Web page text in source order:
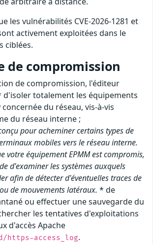
les vulnérabilités CVE-2026-1281 et
activement exploitées dans le
ciblées.
de compromission
de compromission, l'éditeur
d'isoler totalement les équipements
du réseau, vis-à-vis
du réseau interne ;
pour acheminer certains types de
mobiles vers le réseau interne.
votre équipement EPMM est compromis,
d'examiner les systèmes auxquels
afin de détecter d'éventuelles traces de
de mouvements latéraux. * de
ou effectuer une sauvegarde du
les tentatives d'exploitations
d'accès Apache
access_log.